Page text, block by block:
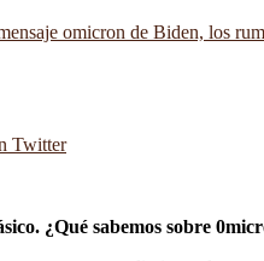
Twitter
¿Qué sabemos sobre